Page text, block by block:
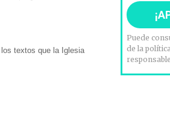
textos que la Iglesia
Puede
de la